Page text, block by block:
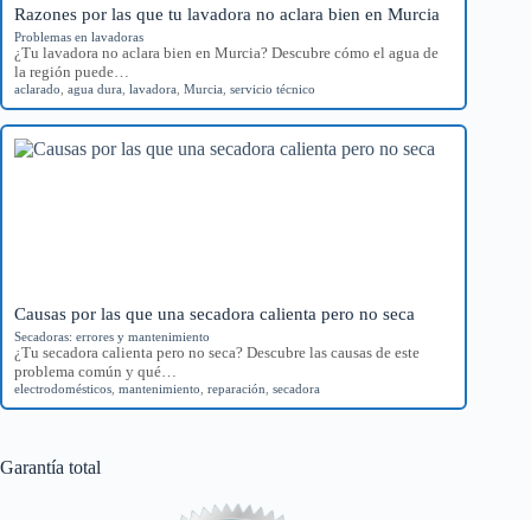
Razones por las que tu lavadora no aclara bien en Murcia
Problemas en lavadoras
¿Tu lavadora no aclara bien en Murcia? Descubre cómo el agua de
la región puede…
aclarado agua dura lavadora Murcia servicio técnico
Causas por las que una secadora calienta pero no seca
Secadoras: errores y mantenimiento
¿Tu secadora calienta pero no seca? Descubre las causas de este
problema común y qué…
electrodomésticos mantenimiento reparación secadora
Garantía total